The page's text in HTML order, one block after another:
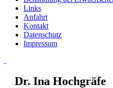
Links
Anfahrt
Kontakt
Datenschutz
Impressum
Dr. Ina Hochgräfe